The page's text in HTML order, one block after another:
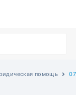
помощь